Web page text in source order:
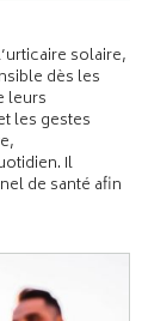
solaire,
dès les
leurs
les gestes
Il
de santé afin